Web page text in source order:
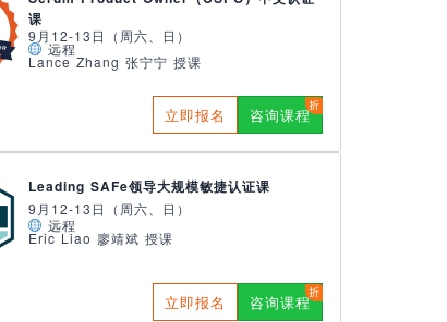
课
9月12-13日（周六、日）
远程
Lance Zhang 张宁宁 授课
立即报名 咨询课程
Leading SAFe领导大规模敏捷认证课
9月12-13日（周六、日）
远程
Eric Liao 廖靖斌 授课
立即报名 咨询课程